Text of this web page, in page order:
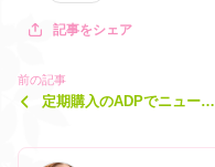
記事をシェア
前の記事
定期購入のADPでニュース